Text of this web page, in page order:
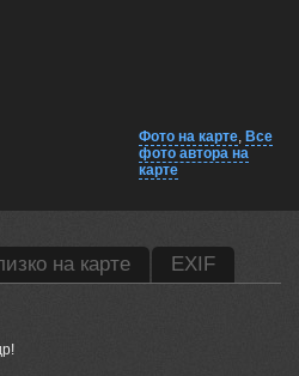
Фото на карте, Все
фото автора на
карте
на карте EXIF